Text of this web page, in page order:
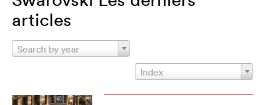
articles
Search by year
Index